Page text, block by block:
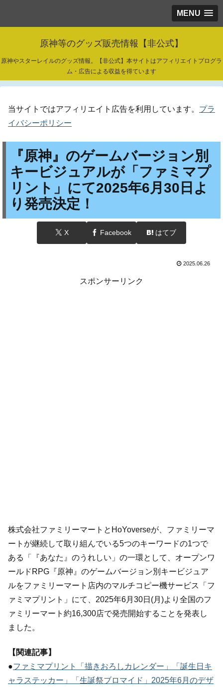
MENU
原神等のグッズ販売情報【非公式】
原神やスターレイルのグッズ情報。【非公式】本サイトはアフィリエイトプログラ
ム・広告による収益を得ています
当サイトではアフィリエイト広告を利用しています。 プラ
イバシーポリシー
『原神』のゲームバージョン別
キービジュアルが「ファミマプ
リント」にて2025年6月30日よ
り発売決定！
X Facebook はてブ
2025.06.26
スポンサーリンク
株式会社ファミリーマートとHoYoverseが、ファミリーマ
ートが継続して取り組んでいる5つのキーワードの1つで
ある「『あなた』のうれしい」の一環として、オープンワ
ールドRPG『原神』のゲームバージョン別キービジュア
ルをファミリーマート店内のマルチコピー機サービス「フ
ァミマプリント」にて、2025年6月30日(月)より全国のフ
ァミリーマート約16,300店で発売開始することを発表し
ました。
【関連記事】
●ファミマプリント「描きおろしカレンダー」「誕生日キ
ャラステッカー」「生誕祭ブロマイド」2025年6月のデザ